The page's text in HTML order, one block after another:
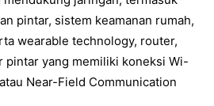
pintar, sistem keamanan rumah,
wearable technology, router,
pintar yang memiliki koneksi Wi-
Near-Field Communication